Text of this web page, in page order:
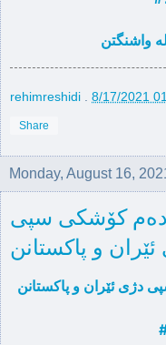
واشنگتن
rehimreshidi 8/17/2021
Share
Monday, August 16,
كۆشكی سپی
و پاكستانن